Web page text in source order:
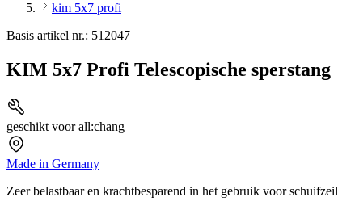
kim 5x7 profi
Basis artikel nr.: 512047
KIM 5x7 Profi Telescopische sperstang
geschikt voor all:chang
Made in Germany
Zeer belastbaar en krachtbesparend in het gebruik voor